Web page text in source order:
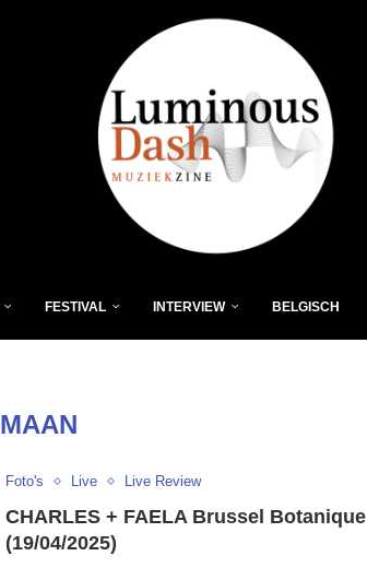
FESTIVAL INTERVIEW BELGISCH
MAAN
Foto's Live Live Review
CHARLES + FAELA Brussel Botanique
(19/04/2025)